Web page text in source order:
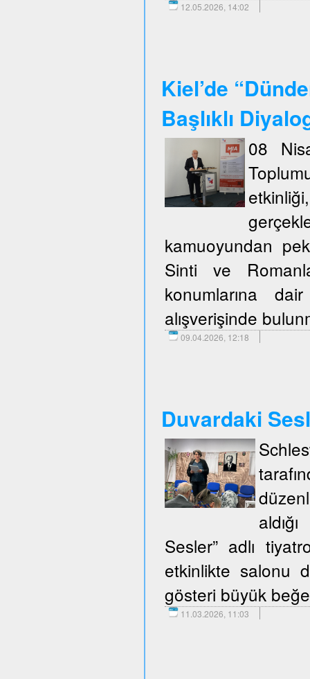
12.05.2026, 14:02
Kiel’de
Başlıklı
08
kamuoyundan pek
Sinti ve
konumlarına
alışverişinde
09.04.2026, 12:18
Duvardaki
Sesler” adlı
etkinlikte salonu
gösteri büyük
11.03.2026, 11:03